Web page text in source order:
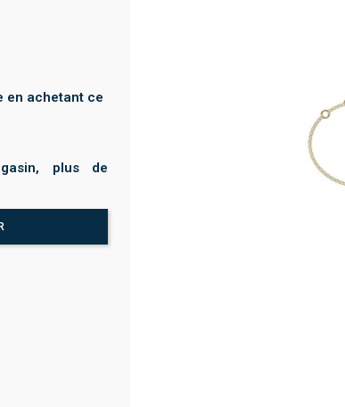
en achetant ce
plus de